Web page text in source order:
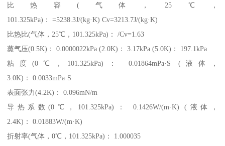
比热容(气体，25℃，
101.325kPa)： =5238.3J/(kg·K) Cv=3213.7J/(kg·K)
比热比(气体，25℃，101.325kPa)： /Cv=1.63
蒸气压(0.5K)： 0.0000022kPa (2.0K)： 3.17kPa (5.0K)： 197.1kPa
粘度(0℃，101.325kPa)： 0.01864mPa·S (液体，
3.0K)： 0.0033mPa·S
表面张力(4.2K)： 0.096mN/m
导热系数(0℃，101.325kPa)： 0.1426W/(m·K) (液体，
2.4K)： 0.01883W/(m·K)
折射率(气体，0℃，101.325kPa)： 1.000035